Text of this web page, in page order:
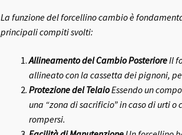
La funzione del forcellino cambio è
principali compiti svolti:
Allineamento del Cambio PosterioreIl
allineato con la cassetta dei pignoni,
Protezione del TelaioEssendo un
una “zona di sacrificio” in caso di urti
rompersi.